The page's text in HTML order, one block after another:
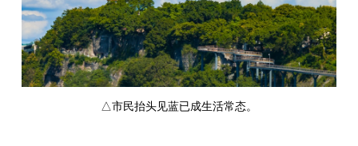
△市民抬头见蓝已成生活常态。